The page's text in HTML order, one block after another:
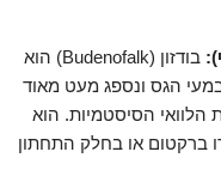
בודזון (Budenofalk) הוא
הגס ונספג מעט מאוד
הסיסטמיות. הוא
ברקטום או בחלק התחתון